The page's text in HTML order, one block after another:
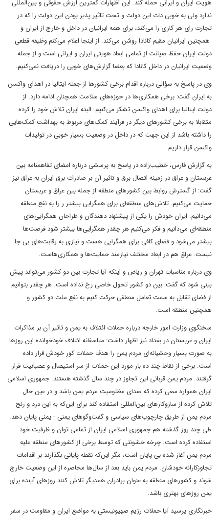
هویت ایران و ایرانی حمله کند. این اظهارات کمترین ارزش حقوقی و بین‌المللی
ندارد ولی به خوبی ذات این دولت و تحت تاثیر پذیر بودن این دولت را که در
تجارت رای هر کاری را می‌کند، برای همه ایرانیان در داخل و خارج از ایران و
همچنین ایرانیان مقیم کانادا روشن می‌کند. از اینجا اعلام می‌کنم وظیفه قطعی
دولت ایران حفظ صیانت از تمامی ابعاد هویتی ایران و ایرانی است و از جمله
وضعیت ایرانیان در داخل کانادا که بعضا گزارش‌های خوبی را دریافت نمی‌کنیم.
وی در پاسخ به سؤالی درباره اقدام برخی کشورها از جمله ایتالیا در اهدای واکسن
به ایران گفت: برخی همکاری‌ها در حوزه‌های سلامت همچنان ادامه دارد. از
دولت ایتالیا برای اهدای واکسن تشکر می‌کنیم. البته ایران تلاش خود را کرده
متقابلا به برخی کشورهای دیگر در فرآیند کمک‌های مربوط به بهداشت کمک‌هایی
را داشته باشد از این جهت که در داخل در وضعیت بسیار خوبی در تولیدات
واکسن قرار داریم.
به گزارش فارس، خطیب‌زاده در پاسخ به پرسشی درباره امضای تفاهمنامه بین
عربستان و عراق در زمینه اتصال برق و تاثیر آن بر صادرات برق ایران به عراق نیز
گفت: از گسترش روابط بین کشورهای منطقه از جمله بین عراق و عربستان
حمایت می‌کنیم. تلاش‌های منطقه‌ای برای همگرایی بیشتر ر را به نفع منطقه‌
می‌دانیم. ایران خودش را یکی از پیشنهاد دهندگان و طراحان همگرایی‌های
منطقه‌ای می‌دانیم و فکر می‌کنیم هر چقدر همگرایی‌ها بیشتر شود فرصت‌ها
بیشتر می‌شود و فضای کافی برای همگرایی هست و نیازی به رقابت‌های بی جا
نیست. عراق هم در ابعاد مختلف نیازمند حمایت‌ها و همکاری‌هاست.
وی درباره مناسبات تهران و ریاض و اینکه‌ آیا تجارت بین دو کشور می‌تواند پیش
بینی شود که گفت: بین دو کشور تحول خاصی رخ نداده است. هر چقدر بتوانیم
از فضای تقابل به سمت تعامل منطقی حرکت کنیم به نفع ملت دو کشور و
همچنین منطقه است.
سخنگوی وزارت امور خارجه درباره حملات ائتلاف به یمن و تاثیر آن بر مذاکرات
ایران و عربستان در بغداد نیز اظهار داشت: متاسفانه ائتلاف خودخوانده این روزها
به صورت بسیار وحشیانه‌ای مردم یمن را هدف حملات کور خودش قرار داده
است. برخی از نقاط چند ده بار مورد این حملات از سر استیصال و عصبانیت قرار
گرفتند. مردم یمن قربانی این تجاوز در چند سال گذشته هستند. جمهوری اسلامی
ایران همواره سعی کرده که صدای مظلومیت مردم یمن باشد و در عین حال
تلاش کرده از سازوکارهای بین‌المللی استفاده کند برای این‌که به این درد و رنج
مردم یمن از طریق چارچوب‌های سیاسی و گفت‌وگوهای یمنی - یمنی پایان دهد.
طی چند روز گذشته هم جمهوری اسلامی ایران از تمامی توان و ظرفیت خود
استفاده کرده است. چرخه خشونتی که توسط برخی از کشورهای منطقه علیه
مردم یمن آغاز شده بی پایان است، مگر این‌که نقطه پایانی بگذارند بر اقدامات
تجاوزکارانه خودشان. مردم یمن باید بعد از سال‌ها محاصره از این وضعیت خارج
شوند و کشورهای منطقه به عنوان برادران همدیگر تلاش کنند روزهای آینده برای
یمن روزهای بهتری باشد.
خبرنگاری پرسید آیا حملات رژیم صهیونیستی به مواضع ایران و مقاومت در سفر